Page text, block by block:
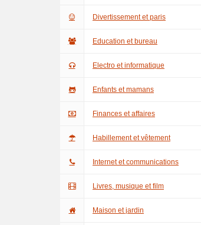
Divertissement et paris
Education et bureau
Electro et informatique
Enfants et mamans
Finances et affaires
Habillement et vêtement
Internet et communications
Livres, musique et film
Maison et jardin